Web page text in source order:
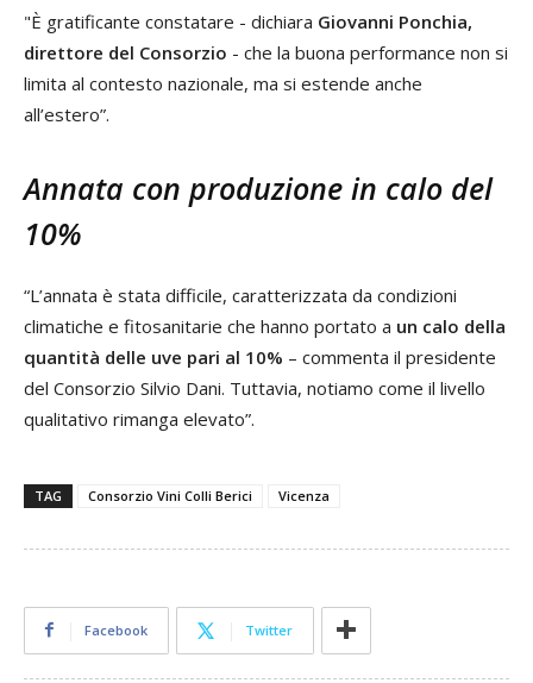
"È gratificante constatare - dichiara Giovanni Ponchia,
direttore del Consorzio - che la buona performance non si
limita al contesto nazionale, ma si estende anche
all’estero”.
Annata con produzione in calo del
10%
“L’annata è stata difficile, caratterizzata da condizioni
climatiche e fitosanitarie che hanno portato a un calo della
quantità delle uve pari al 10% – commenta il presidente
del Consorzio Silvio Dani. Tuttavia, notiamo come il livello
qualitativo rimanga elevato”.
TAG Consorzio Vini Colli Berici Vicenza
Facebook Twitter